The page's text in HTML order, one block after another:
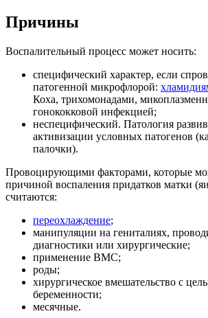
Причины
Воспалительный процесс может носить:
специфический характер, если
патогенной микрофлорой:
Коха, трихомонадами,
гонококковой инфекцией;
неспецифический. Патология
активизации условных патогенов
палочки).
Провоцирующими факторами, которые
причиной воспаления придатков матки
считаются:
переохлаждение;
манипуляции на гениталиях,
диагностики или хирургические;
применение ВМС;
роды;
хирургическое вмешательство с
беременности;
месячные.